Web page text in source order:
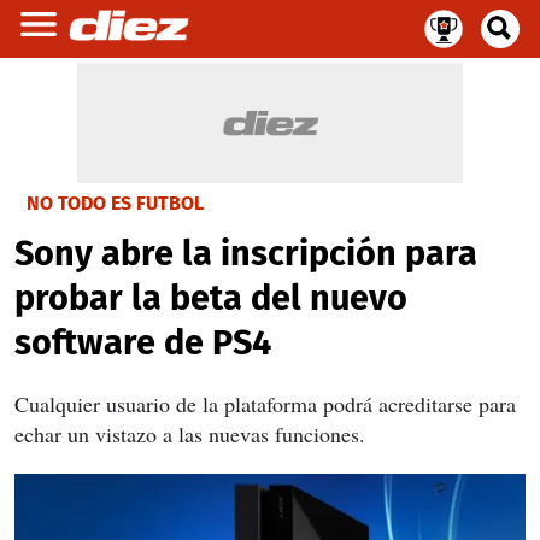
NO TODO ES FUTBOL
Sony abre la inscripción para
probar la beta del nuevo
software de PS4
Cualquier usuario de la plataforma podrá acreditarse para
echar un vistazo a las nuevas funciones.